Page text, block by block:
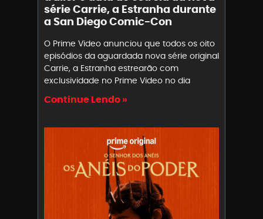
série Carrie, a Estranha durante
a San Diego Comic-Con
O Prime Video anunciou que todos os oito
episódios da aguardada nova série original
Carrie, a Estranha estrearão com
exclusividade no Prime Video no dia
Continue Lendo »